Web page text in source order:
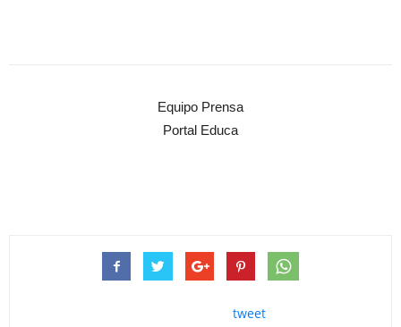
Equipo Prensa
Portal Educa
tweet